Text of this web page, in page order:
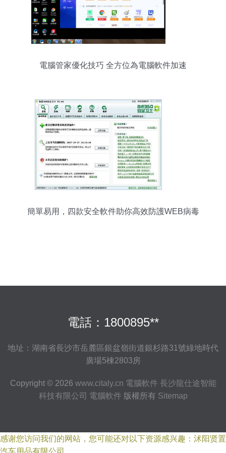
電腦管家優化技巧 全方位為電腦軟件加速
簡單易用，四款安全軟件助你高效防護WEB病毒
電話：1800895**
地址：湖南省長沙市岳麓區銀盆嶺街道銀杉路31號綠地時代
廣場5棟2803房
Copyright © 2026 www.citaly.cn 電腦軟件 長沙龍仕途智能
科技有限公司 電腦軟件版權所有 Sitemap
感谢您访问我们的网站，您可能还对以下资源感兴趣：沭阳贤置
汽车用品有限公司